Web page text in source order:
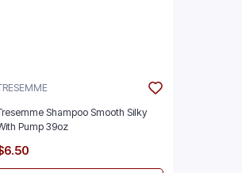
Shampoo Smooth Silky
Pump 39oz